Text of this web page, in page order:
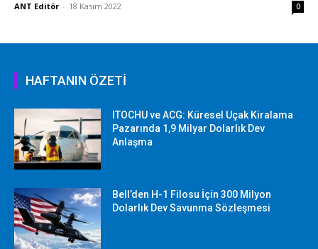
ANT Editör - 18 Kasım 2022 0
HAFTANIN ÖZETİ
ITOCHU ve ACG: Küresel Uçak Kiralama
Pazarında 1,9 Milyar Dolarlık Dev
Anlaşma
Bell’den H-1 Filosu İçin 300 Milyon
Dolarlık Dev Savunma Sözleşmesi